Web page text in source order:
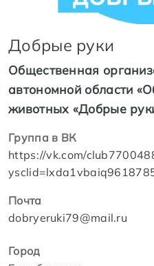
Добрые руки
Общественная
автономной области
животных «Добрые
Группа в ВК
https://vk.com/
Почта
dobryeruki79@mail.ru
Город